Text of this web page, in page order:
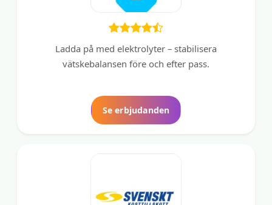
Ladda på med elektrolyter – stabilisera
vätskebalansen före och efter pass.
Se erbjudanden